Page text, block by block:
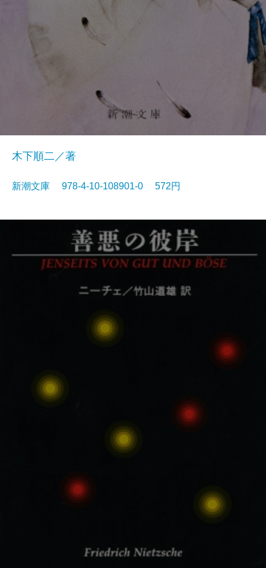
木下順二／著
新潮文庫 978-4-10-108901-0 572円